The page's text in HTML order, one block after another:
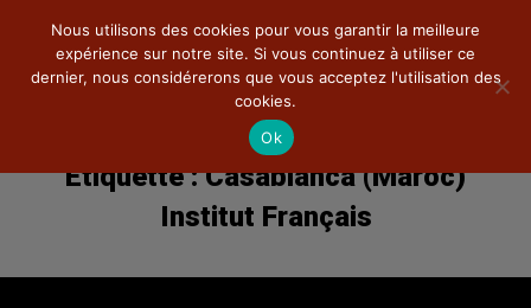
Ciné-Concert
Théâtre
Étiquette :Casablanca (Maroc)
Institut Français
Nous utilisons des cookies pour vous garantir la meilleure
expérience sur notre site. Si vous continuez à utiliser ce
dernier, nous considérerons que vous acceptez l'utilisation des
cookies.
Ok